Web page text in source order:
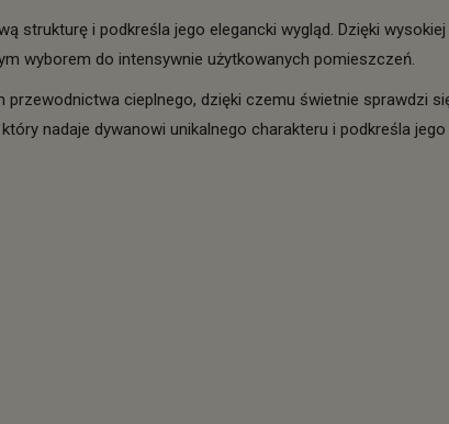
strukturę i podkreśla jego elegancki wygląd. Dzięki
wyborem do intensywnie użytkowanych pomieszczeń.
przewodnictwa cieplnego, dzięki czemu świetnie sprawdzi
nadaje dywanowi unikalnego charakteru i podkreśla